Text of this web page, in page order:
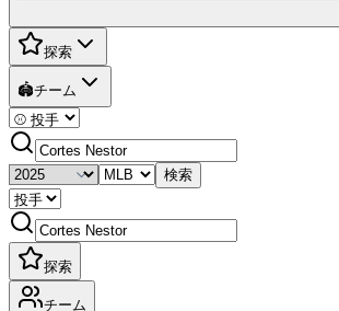
探索
🏟️チーム
検索
探索
チーム